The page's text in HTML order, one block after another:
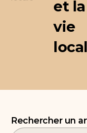
et la
vie
Rechercher un